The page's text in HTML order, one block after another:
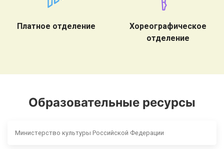
Платное отделение
Хореографическое
отделение
Образовательные ресурсы
Министерство культуры Российской Федерации